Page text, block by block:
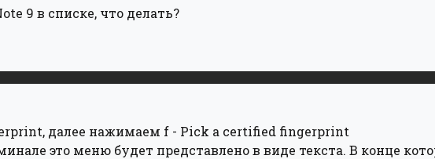
9 в списке, что делать?
далее нажимаем f - Pick a certified fingerprint
это меню будет представлено в виде текста. В конце